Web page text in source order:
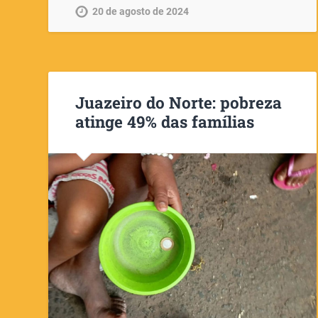
20 de agosto de 2024
Juazeiro do Norte: pobreza
atinge 49% das famílias